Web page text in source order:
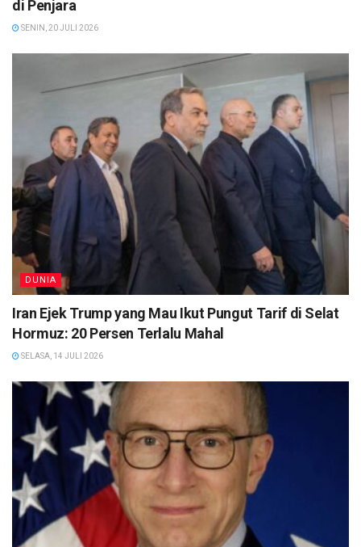
di Penjara
SENIN, 20 JULI 2026
DUNIA
Iran Ejek Trump yang Mau Ikut Pungut Tarif di Selat
Hormuz: 20 Persen Terlalu Mahal
SELASA, 14 JULI 2026